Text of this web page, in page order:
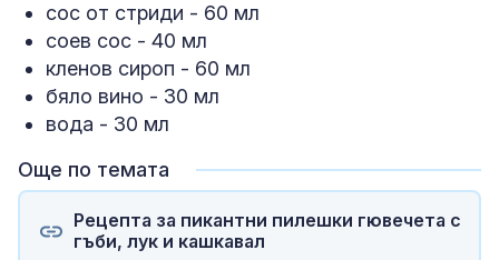
сос от стриди - 60 мл
соев сос - 40 мл
кленов сироп - 60 мл
бяло вино - 30 мл
вода - 30 мл
Още по темата
Рецепта за пикантни пилешки гювечета с
гъби, лук и кашкавал